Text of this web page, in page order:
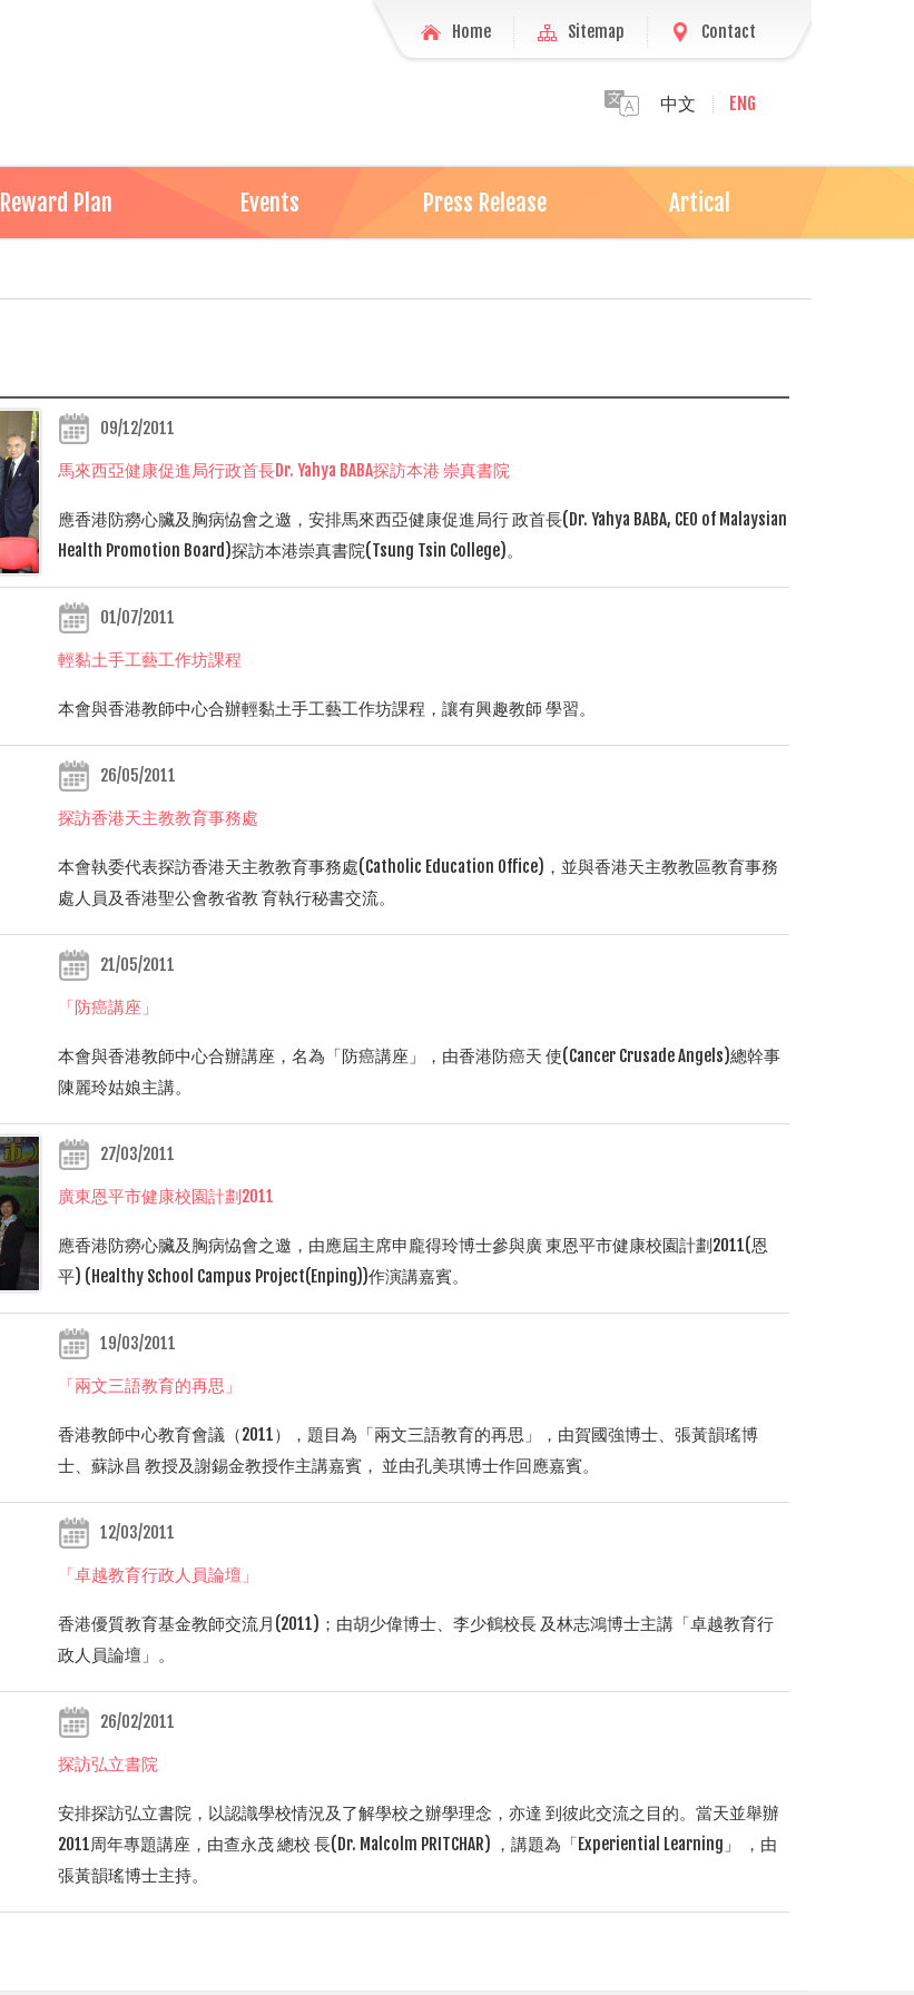
Home Sitemap Contact
中文 ENG
Reward Plan Events Press Release Artical
09/12/2011
馬來西亞健康促進局行政首長Dr. Yahya BABA探訪本港 崇真書院
應香港防癆心臟及胸病恊會之邀，安排馬來西亞健康促進局行 政首長(Dr. Yahya BABA, CEO of Malaysian
Health Promotion Board)探訪本港崇真書院(Tsung Tsin College)。
01/07/2011
輕黏土手工藝工作坊課程
本會與香港教師中心合辦輕黏土手工藝工作坊課程，讓有興趣教師 學習。
26/05/2011
探訪香港天主教教育事務處
本會執委代表探訪香港天主教教育事務處(Catholic Education Office)，並與香港天主教教區教育事務
處人員及香港聖公會教省教 育執行秘書交流。
21/05/2011
「防癌講座」
本會與香港教師中心合辦講座，名為「防癌講座」，由香港防癌天 使(Cancer Crusade Angels)總幹事
陳麗玲姑娘主講。
27/03/2011
廣東恩平市健康校園計劃2011
應香港防癆心臟及胸病恊會之邀，由應屆主席申龐得玲博士參與廣 東恩平市健康校園計劃2011(恩
平) (Healthy School Campus Project(Enping))作演講嘉賓。
19/03/2011
「兩文三語教育的再思」
香港教師中心教育會議（2011），題目為「兩文三語教育的再思」，由賀國強博士、張黃韻瑤博
士、蘇詠昌 教授及謝錫金教授作主講嘉賓， 並由孔美琪博士作回應嘉賓。
12/03/2011
「卓越教育行政人員論壇」
香港優質教育基金教師交流月(2011)；由胡少偉博士、李少鶴校長 及林志鴻博士主講「卓越教育行
政人員論壇」。
26/02/2011
探訪弘立書院
安排探訪弘立書院，以認識學校情況及了解學校之辦學理念，亦達 到彼此交流之目的。當天並舉辦
2011周年專題講座，由查永茂 總校 長(Dr. Malcolm PRITCHAR) ，講題為「Experiential Learning」 ，由
張黃韻瑤博士主持。